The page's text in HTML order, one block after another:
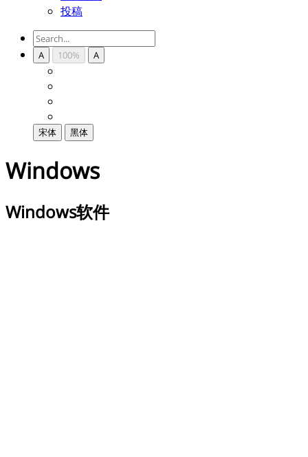
投稿
A 100% A
宋体 黑体
Windows
Windows软件